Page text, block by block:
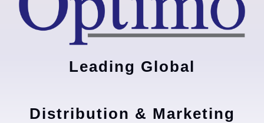
Leading Global
Distribution & Marketing